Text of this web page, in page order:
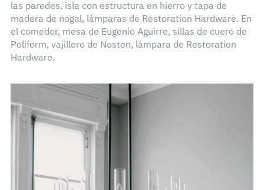
las paredes, isla con estructura en hierro y tapa de
madera de nogal, lámparas de Restoration Hardware. En
el comedor, mesa de Eugenio Aguirre, sillas de cuero de
Poliform, vajillero de Nosten, lámpara de Restoration
Hardware.